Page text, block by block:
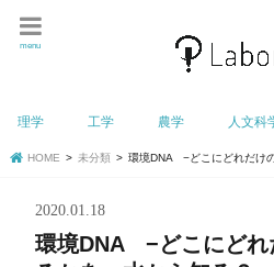
menu
理学 工学 農学 人文科
HOME 未分類 環境DNA −どこにどれだけ
2020.01.18
環境DNA −どこにどれ